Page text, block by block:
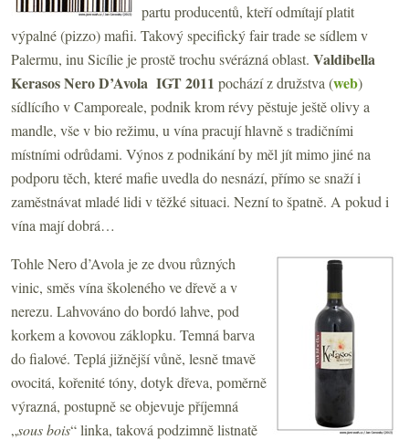
partu producentů, kteří odmítají platit
výpalné (pizzo) mafii. Takový specifický fair trade se sídlem v
Palermu, inu Sicílie je prostě trochu svérázná oblast. Valdibella
Kerasos Nero D’Avola IGT 2011 pochází z družstva (web)
sídlícího v Camporeale, podnik krom révy pěstuje ještě olivy a
mandle, vše v bio režimu, u vína pracují hlavně s tradičními
místními odrůdami. Výnos z podnikání by měl jít mimo jiné na
podporu těch, které mafie uvedla do nesnází, přímo se snaží i
zaměstnávat mladé lidi v těžké situaci. Nezní to špatně. A pokud i
vína mají dobrá…
Tohle Nero d’Avola je ze dvou různých
vinic, směs vína školeného ve dřevě a v
nerezu. Lahvováno do bordó lahve, pod
korkem a kovovou záklopku. Temná barva
do fialové. Teplá jižnější vůně, lesně tmavě
ovocitá, kořenité tóny, dotyk dřeva, poměrně
výrazná, postupně se objevuje příjemná
„sous bois“ linka, taková podzimně listnatě